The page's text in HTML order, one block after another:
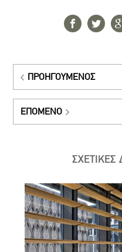
ΠΡΟΗΓΟΎΜΕΝΟΣ
ΕΠΌΜΕΝΟ
ΣΧΕΤΙΚΕΣ